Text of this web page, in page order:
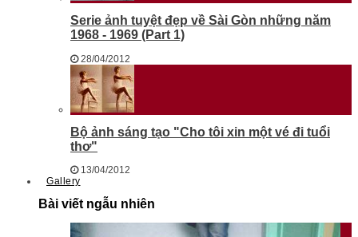
Serie ảnh tuyệt đẹp về Sài Gòn những năm
1968 - 1969 (Part 1)
28/04/2012
Bộ ảnh sáng tạo "Cho tôi xin một vé đi tuổi
thơ"
13/04/2012
Gallery
Bài viết ngẫu nhiên